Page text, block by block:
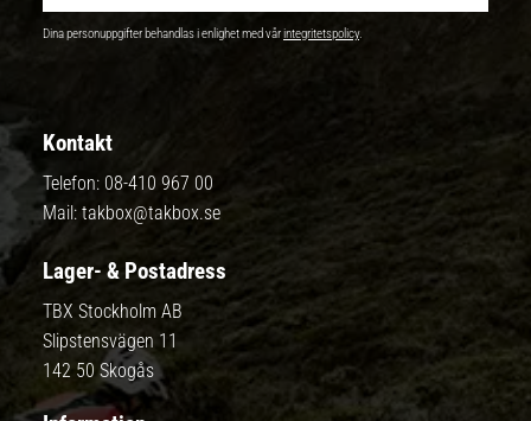
Dina personuppgifter behandlas i enlighet med vårintegritetspolicy.
Kontakt
Telefon: 08-410 967 00
Mail: takbox@takbox.se
Lager- & Postadress
TBX Stockholm AB
Slipstensvägen 11
142 50 Skogås